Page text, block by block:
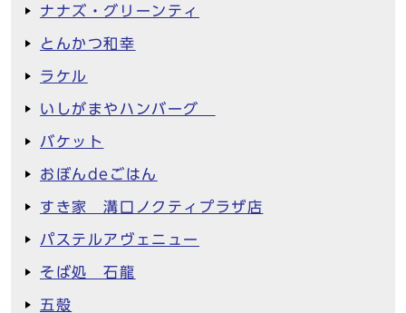
ナナズ・グリーンティ
とんかつ和幸
ラケル
いしがまやハンバーグ
バケット
おぼんdeごはん
すき家 溝口ノクティプラザ店
パステルアヴェニュー
そば処 石龍
五殻